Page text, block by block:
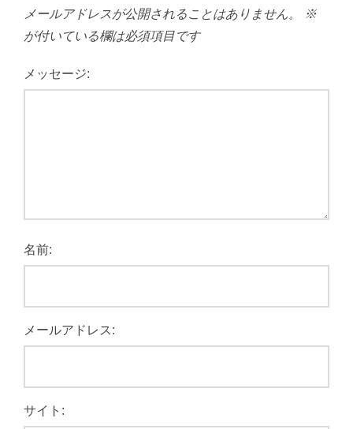
メールアドレスが公開されることはありません。
※
が付いている欄は必須項目です
メッセージ:
名前:
メールアドレス:
サイト: